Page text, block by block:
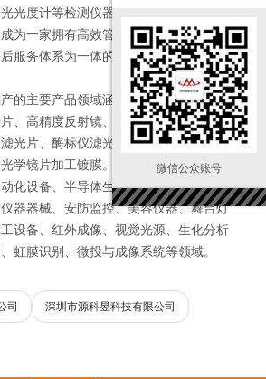
光度计等检测仪器并通过了ISO9001等国际
为一家拥有高效管理团队、优秀的光电工
服务体系为一体的精密光学滤光片制造
的主要产品领域涵盖有：窄带滤光片、带
、高精度反射镜、生物识别用滤光片、透
光片、酶标仪滤光片和光学透镜、光学棱
学镜片加工镀膜。产品广泛应用于：光纤
化设备、半导体生产、微测量系统、建筑
器器械、安防监控、美容仪器、舞台灯
设备、红外成像、视觉光源、生化分析
虹膜识别、微投与成像系统等领域。
司 深圳市源科昱科技有限公司
微信公众账号